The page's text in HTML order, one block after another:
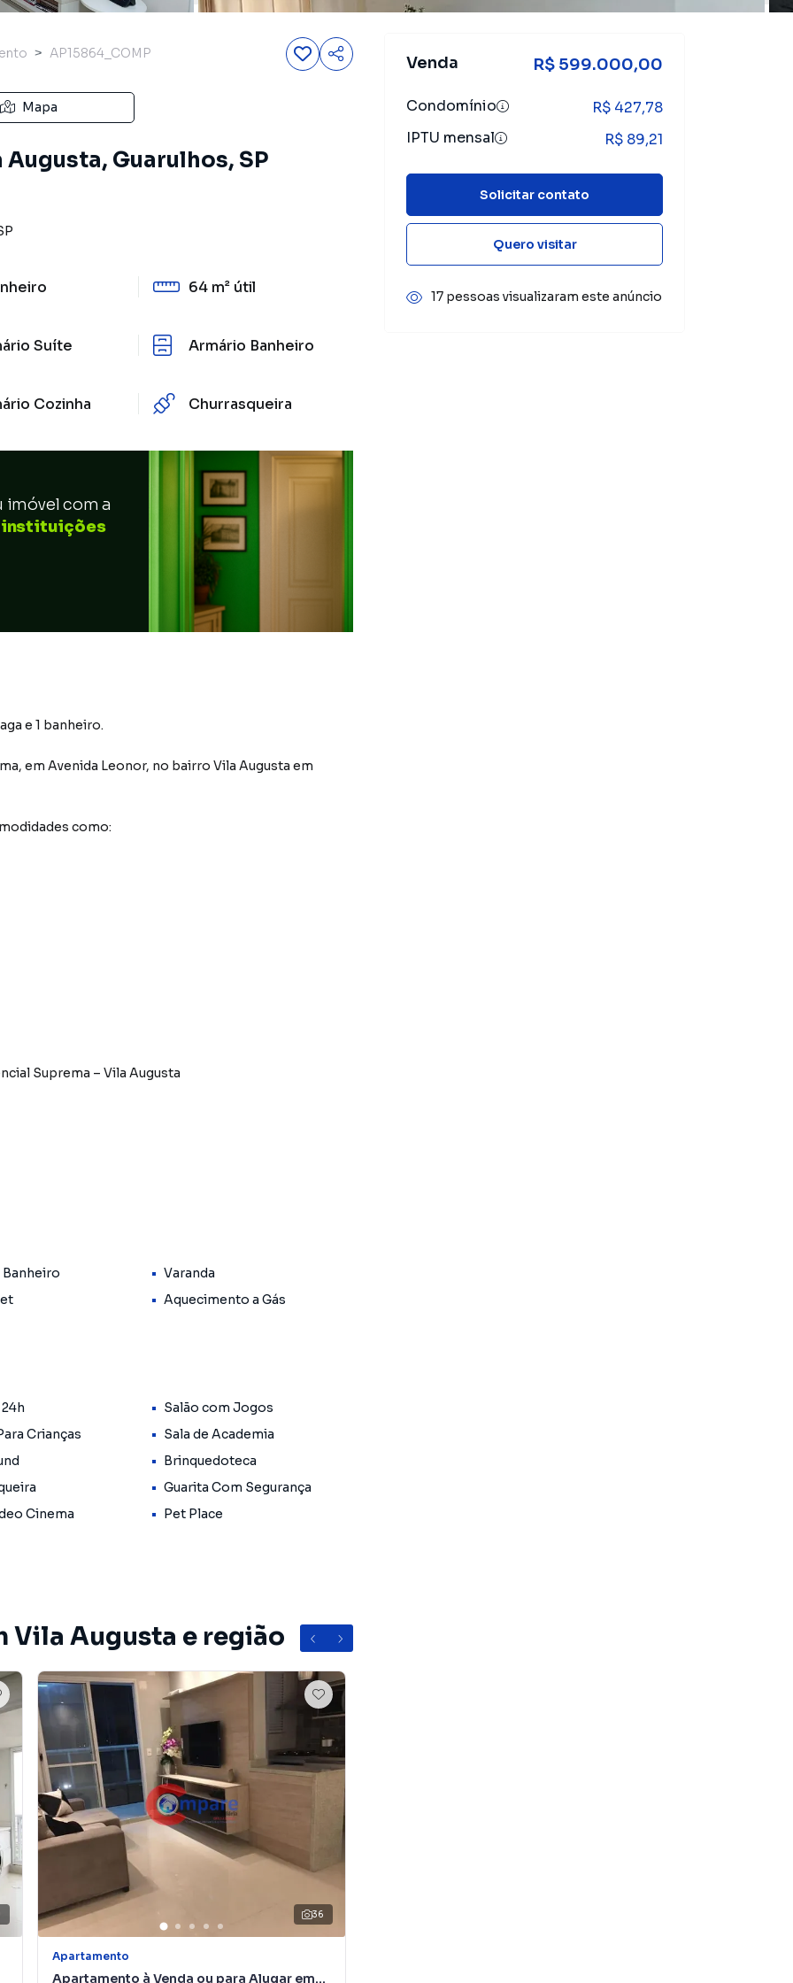
AP15864_COMP
Mapa
Guarulhos, SP
64 m² útil
Suíte Armário Banheiro
Cozinha Churrasqueira
imóvel com a
instituições
e 1 banheiro.
, em Avenida Leonor, no bairro Vila Augusta em
como:
Suprema – Vila Augusta
e sala
facial
de Alencar Castelo Branco (Anel Viário) e
e às rodovias Dutra, Ayrton Senna e Fernão
bairro Vila Augusta, em Guarulhos. Não encontrou o
Apartamento em Guarulhos? Entre em contato com
Varanda
Aquecimento a Gás
Salão com Jogos
Crianças
Sala de Academia
Brinquedoteca
Guarita Com Segurança
Cinema
Pet Place
Vila Augusta e região
36
Apartamento
Apartamento à Venda ou para Alugar em
Venda R$ 599.000,00
Condomínio
R$ 427,78
IPTU mensal
R$ 89,21
Solicitar contato
Quero visitar
17 pessoas visualizaram este anúncio